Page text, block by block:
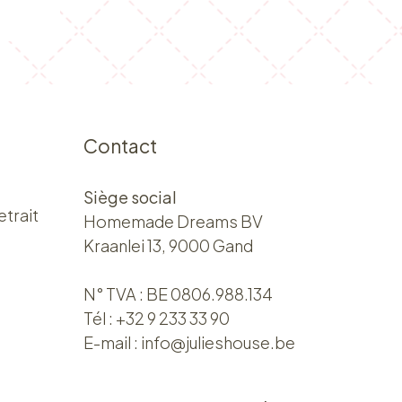
Contact
Siège social
Homemade Dreams BV
Kraanlei 13, 9000 Gand
N° TVA : BE 0806.988.134
Tél : +32 9 233 33 90
E-mail : info@julieshouse.be